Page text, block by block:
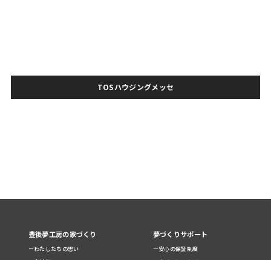
TOSハウジングメッセ
豊後夢工房の家づくり
ーわたしたちの思い
夢づくりサポート
ー安心の保証制度